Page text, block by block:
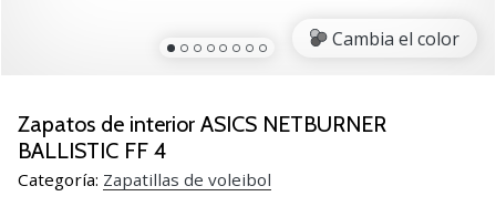
Navidad
para
jugadores
de
Cambia el color
Zapatos de interior ASICS NETBURNER
BALLISTIC FF 4
Categoría: Zapatillas de voleibol